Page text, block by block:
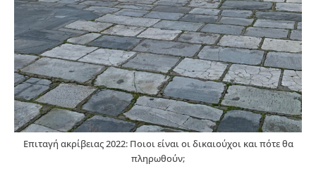
Επιταγή ακρίβειας 2022: Ποιοι είναι οι δικαιούχοι και πότε θα
πληρωθούν;